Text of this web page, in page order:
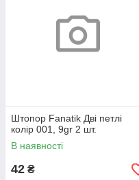
Штопор Fanatik Дві петлі
колір 001, 9gr 2 шт.
В наявності
42 ₴